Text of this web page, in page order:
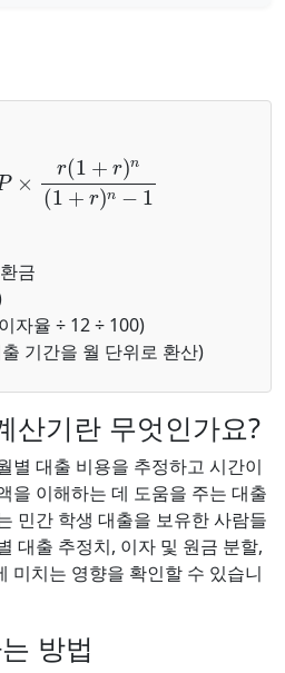
n(1 +r )n−
금
자율 ÷ 12 ÷ 100)
기간을 월 단위로 환산)
산기란 무엇인가요?
별 대출 비용을 추정하고 시간이
을 이해하는 데 도움을 주는 대출
민간 학생 대출을 보유한 사람들
대출 추정치, 이자 및 원금 분할,
미치는 영향을 확인할 수 있습니
방법